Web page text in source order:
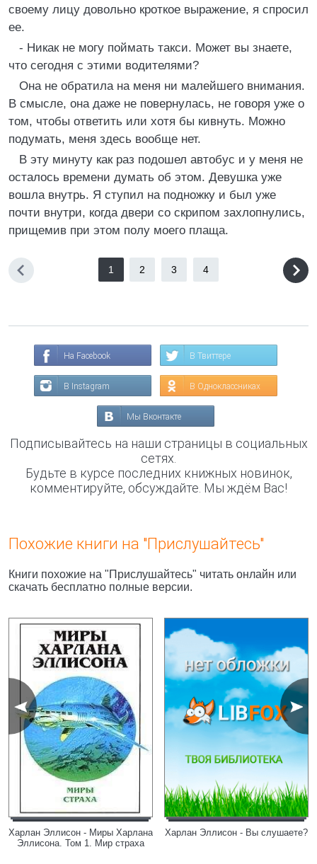
своему лицу довольно кроткое выражение, я спросил
ее.
- Никак не могу поймать такси. Может вы знаете,
что сегодня с этими водителями?
Она не обратила на меня ни малейшего внимания.
В смысле, она даже не повернулась, не говоря уже о
том, чтобы ответить или хотя бы кивнуть. Можно
подумать, меня здесь вообще нет.
В эту минуту как раз подошел автобус и у меня не
осталось времени думать об этом. Девушка уже
вошла внутрь. Я ступил на подножку и был уже
почти внутри, когда двери со скрипом захлопнулись,
прищемив при этом полу моего плаща.
1 2 3 4
На Facebook В Твиттере
В Instagram В Одноклассниках
Мы Вконтакте
Подписывайтесь на наши страницы в социальных
сетях.
Будьте в курсе последних книжных новинок,
комментируйте, обсуждайте. Мы ждём Вас!
Похожие книги на "Прислушайтесь"
Книги похожие на "Прислушайтесь" читать онлайн или
скачать бесплатно полные версии.
Харлан Эллисон - Миры Харлана
Эллисона. Том 1. Мир страха
Харлан Эллисон - Вы слушаете?